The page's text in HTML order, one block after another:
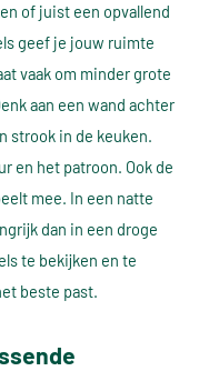
of juist een opvallend
geef je jouw ruimte
vaak om minder grote
aan een wand achter
strook in de keuken.
en het patroon. Ook de
mee. In een natte
dan in een droge
te bekijken en te
beste past.